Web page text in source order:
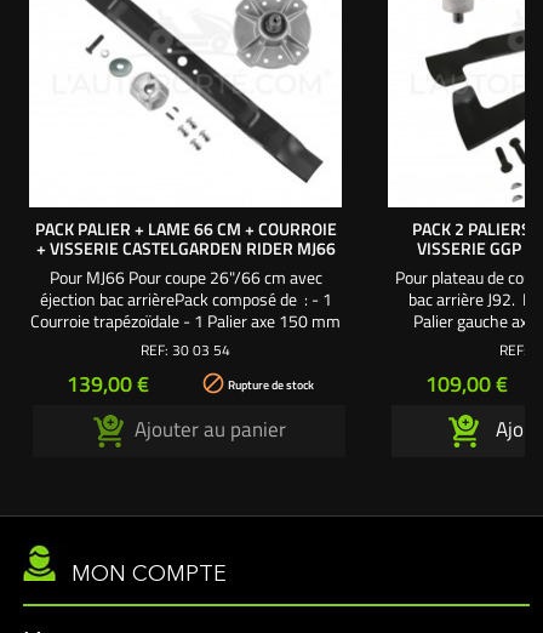
PACK PALIER + LAME 66 CM + COURROIE
+ VISSERIE CASTELGARDEN RIDER MJ66
Pour MJ66 Pour coupe 26"/66 cm avec
éjection bac arrièrePack composé de : - 1
Courroie trapézoïdale - 1 Palier axe 150 mm
- 1 Lame mulching 66 cm - 1 Support de
Rondelle large - 1 Rondelle frein -
vis fixation palier sur carter de coupe Une
création exclusive...
REF: 30 03 54
Prix
139,00 €  Rupture de stock
Ajouter au panier
PACK 2 PALIERS
VISSERIE GGP
Pour plateau de
bac arrière J92.
Palier gauche
droit axe
soufflante droite
- 1 Vis de lame
Rondelles larges. -
REF:
Prix
109,00 €
MON COMPTE